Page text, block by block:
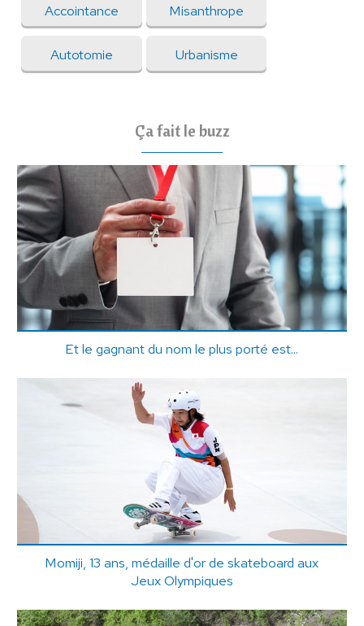
Accointance Misanthrope
Autotomie Urbanisme
Ça fait le buzz
Et le gagnant du nom le plus porté est...
Momiji, 13 ans, médaille d'or de skateboard aux
Jeux Olympiques